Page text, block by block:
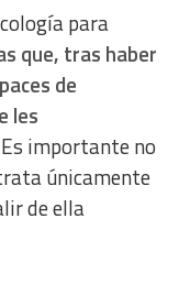
para
que, tras haber
de
les
importante no
únicamente
de ella
requested